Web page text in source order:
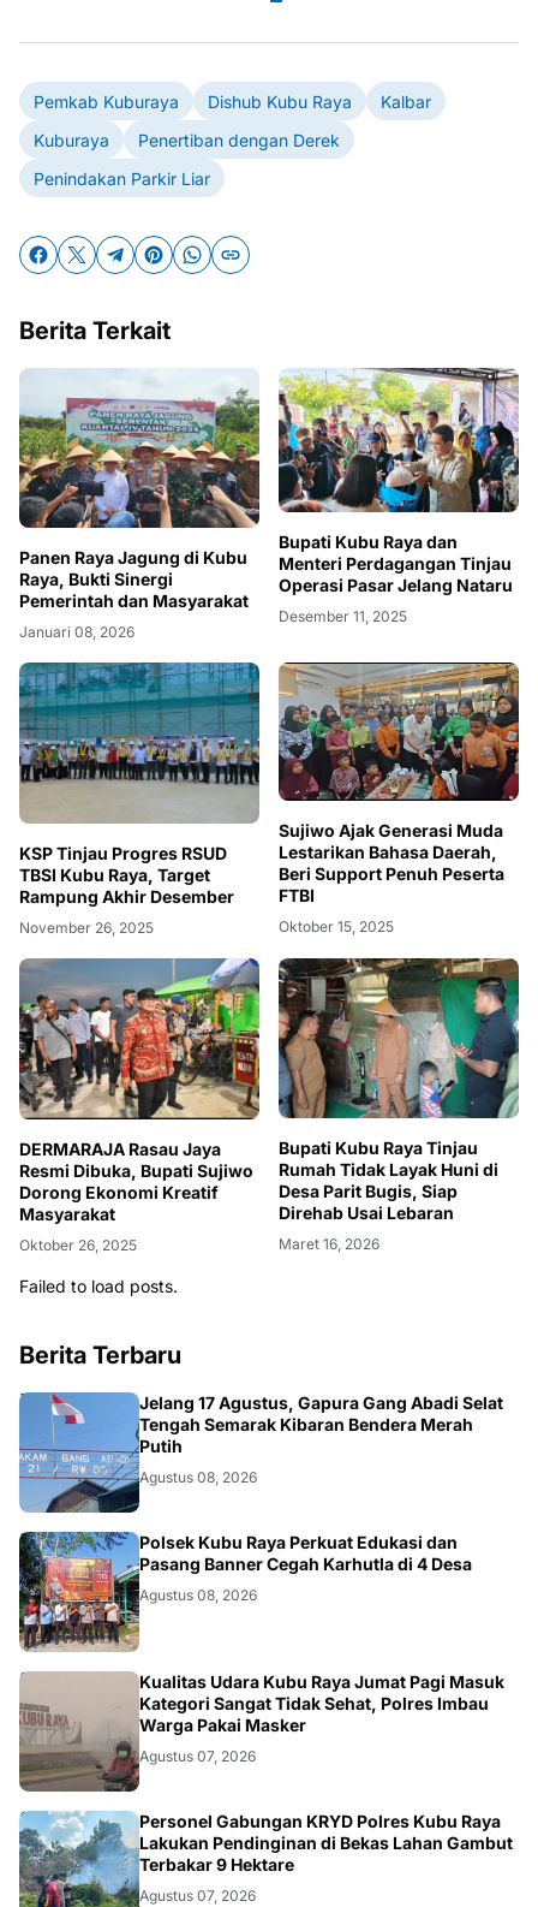
Pemkab Kuburaya Dishub Kubu Raya
Kalbar
Kuburaya
Penertiban dengan Derek
Penindakan Parkir Liar
Berita Terkait
Panen Raya Jagung di Kubu
Raya, Bukti Sinergi
Pemerintah dan Masyarakat
Januari 08, 2026
Bupati Kubu Raya dan
Menteri Perdagangan Tinjau
Operasi Pasar Jelang Nataru
Desember 11, 2025
KSP Tinjau Progres RSUD
TBSI Kubu Raya, Target
Rampung Akhir Desember
November 26, 2025
Sujiwo Ajak Generasi Muda
Lestarikan Bahasa Daerah,
Beri Support Penuh Peserta
FTBI
Oktober 15, 2025
DERMARAJA Rasau Jaya
Resmi Dibuka, Bupati Sujiwo
Dorong Ekonomi Kreatif
Masyarakat
Oktober 26, 2025
Bupati Kubu Raya Tinjau
Rumah Tidak Layak Huni di
Desa Parit Bugis, Siap
Direhab Usai Lebaran
Maret 16, 2026
Failed to load posts.
Berita Terbaru
Jelang 17 Agustus, Gapura Gang Abadi Selat
Tengah Semarak Kibaran Bendera Merah
Putih
Agustus 08, 2026
KALBAR
Polsek Kubu Raya Perkuat Edukasi dan
Pasang Banner Cegah Karhutla di 4 Desa
Agustus 08, 2026
KALBAR
Kualitas Udara Kubu Raya Jumat Pagi Masuk
Kategori Sangat Tidak Sehat, Polres Imbau
Warga Pakai Masker
Agustus 07, 2026
KALBAR
Personel Gabungan KRYD Polres Kubu Raya
Lakukan Pendinginan di Bekas Lahan Gambut
Terbakar 9 Hektare
Agustus 07, 2026